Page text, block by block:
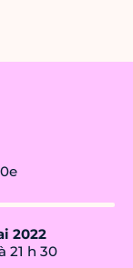
2022
21 h 30